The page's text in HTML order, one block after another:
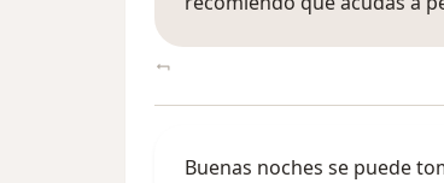
Buenas noches se puede